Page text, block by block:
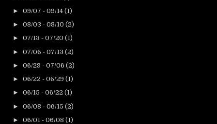
► 09/07 - 09/14 (1)
► 08/03 - 08/10 (2)
► 07/13 - 07/20 (1)
► 07/06 - 07/13 (2)
► 06/29 - 07/06 (2)
► 06/22 - 06/29 (1)
► 06/15 - 06/22 (1)
► 06/08 - 06/15 (2)
► 06/01 - 06/08 (1)